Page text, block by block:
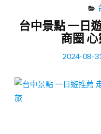
台中景點 一日
商圈
2024-08-